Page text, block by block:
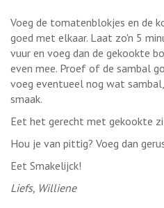
Voeg de tomatenblokjes en de
goed met elkaar. Laat zo'n 5
vuur en voeg dan de gekookte
even mee. Proef of de sambal
voeg eventueel nog wat
smaak.
Eet het gerecht met gekookte
Hou je van pittig? Voeg dan
Eet Smakelijck!
Liefs, Williene